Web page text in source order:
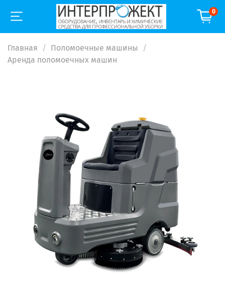
0
Главная
Поломоечные машины
Аренда поломоечных машин